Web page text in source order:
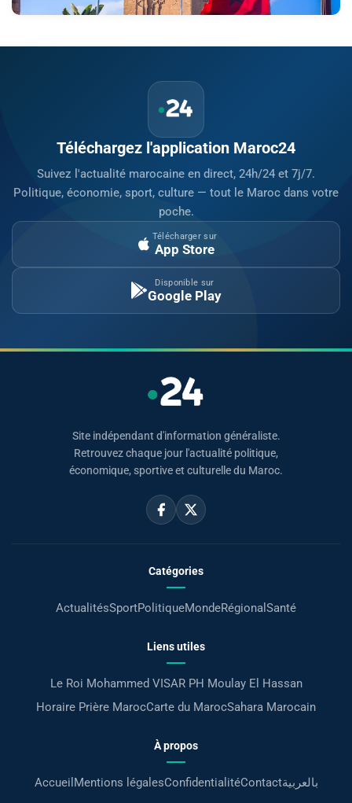
Téléchargez l'application Maroc24
Suivez l'actualité marocaine en direct, 24h/24 et 7j/7.
Politique, économie, sport, culture — tout le Maroc dans votre
poche.
Télécharger sur
App Store
Disponible sur
Google Play
Site indépendant d'information généraliste.
Retrouvez chaque jour l'actualité politique,
économique, sportive et culturelle du Maroc.
Catégories
ActualitésSportPolitiqueMondeRégional Santé
Liens utiles
Le Roi Mohammed VISAR PH Moulay El Hassan
Horaire Prière MarocCarte du MarocSahara Marocain
À propos
Accueil Mentions légalesConfidentialitéContactبالعربية